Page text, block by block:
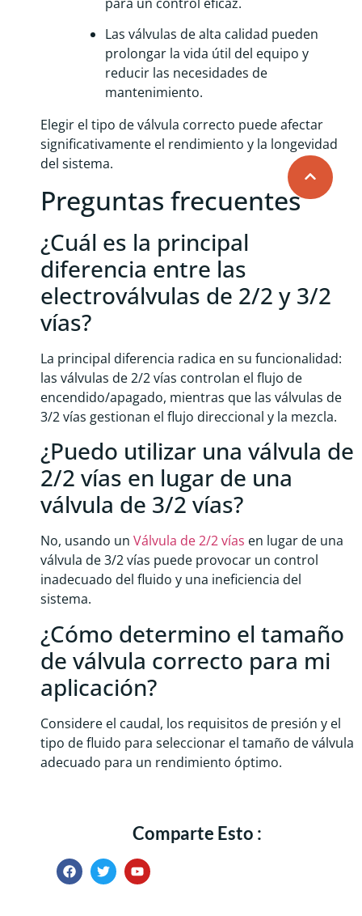
Las válvulas de alta calidad pueden
prolongar la vida útil del equipo y
reducir las necesidades de
mantenimiento.
Elegir el tipo de válvula correcto puede afectar
significativamente el rendimiento y la longevidad
del sistema.
Preguntas frecuentes
¿Cuál es la principal
diferencia entre las
electroválvulas de 2/2 y 3/2
vías?
La principal diferencia radica en su funcionalidad:
las válvulas de 2/2 vías controlan el flujo de
encendido/apagado, mientras que las válvulas de
3/2 vías gestionan el flujo direccional y la mezcla.
¿Puedo utilizar una válvula de
2/2 vías en lugar de una
válvula de 3/2 vías?
No, usando un Válvula de 2/2 vías en lugar de una
válvula de 3/2 vías puede provocar un control
inadecuado del fluido y una ineficiencia del
sistema.
¿Cómo determino el tamaño
de válvula correcto para mi
aplicación?
Considere el caudal, los requisitos de presión y el
tipo de fluido para seleccionar el tamaño de válvula
adecuado para un rendimiento óptimo.
Comparte Esto :